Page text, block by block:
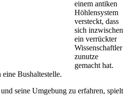
einem antiken
Höhlensystem
versteckt, dass
sich inzwischen
ein verrückter
Wissenschaftler
zunutze
gemacht hat.
Bushaltestelle.
seine Umgebung zu erfahren, spielt